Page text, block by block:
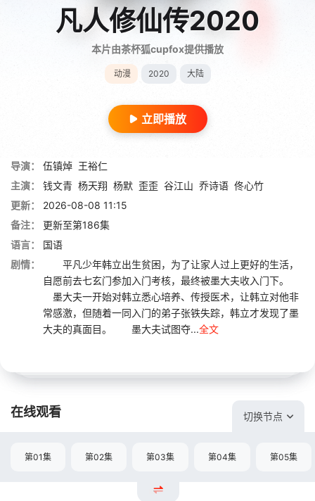
凡人修仙传2020
本片由茶杯狐cupfox提供播放
动漫 2020 大陆
立即播放
导演： 伍镇焯 王裕仁
主演：
钱文青 杨天翔 杨默 歪歪 谷江山 乔诗语 佟心竹
更新：
2026-08-08 11:15
备注：
更新至第186集
语言：
国语
剧情：
平凡少年韩立出生贫困，为了让家人过上更好的生活，
自愿前去七玄门参加入门考核，最终被墨大夫收入门下。
墨大夫一开始对韩立悉心培养、传授医术，让韩立对他非
常感激，但随着一同入门的弟子张铁失踪，韩立才发现了墨
大夫的真面目。 墨大夫试图夺...全文
在线观看 切换节点
第01集 第02集 第03集 第04集 第05集